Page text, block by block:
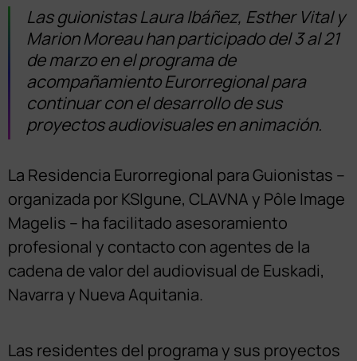
Las guionistas Laura Ibáñez, Esther Vital y
Marion Moreau han participado del 3 al 21
de marzo en el programa de
acompañamiento Eurorregional para
continuar con el desarrollo de sus
proyectos audiovisuales en animación.
La Residencia Eurorregional para Guionistas –
organizada por KSIgune, CLAVNA y Pôle Image
Magelis – ha facilitado asesoramiento
profesional y contacto con agentes de la
cadena de valor del audiovisual de Euskadi,
Navarra y Nueva Aquitania.
Las residentes del programa y sus proyectos